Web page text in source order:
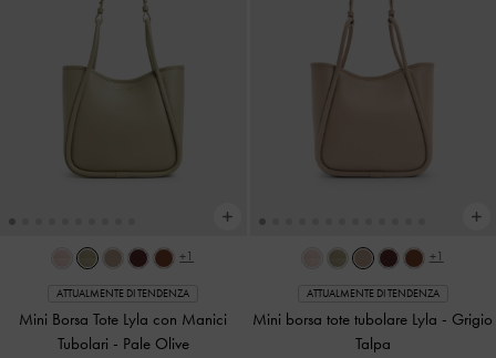
+1
ATTUALMENTE DI TENDENZA
Mini Borsa Tote Lyla con Manici
Tubolari - Pale Olive
+1
ATTUALMENTE DI TENDENZA
Mini borsa tote tubolare Lyla - Grigio
Talpa